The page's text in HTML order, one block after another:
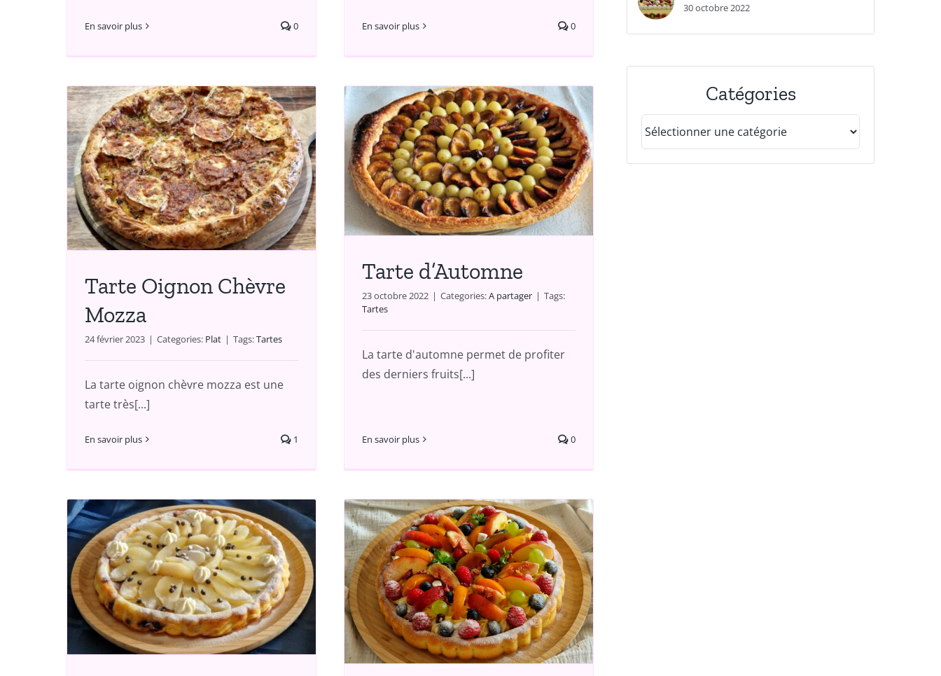
En savoir plus 0 En savoir plus 0
Tarte Oignon Chèvre
Mozza
24 février 2023 | Categories: Plat | Tags:Tartes
La tarte oignon chèvre mozza est une
tarte très[...]
En savoir plus 1
Tarte d’Automne
A partager
Tarte d’Automne
23 octobre 2022 | Categories:A partager | Tags:
Tartes
La tarte d'automne permet de profiter
des derniers fruits[...]
En savoir plus 0
Tarte aux Fruits sur
Biscuit Madeleine
A partager
30 octobre 2022
Catégories
Catégories